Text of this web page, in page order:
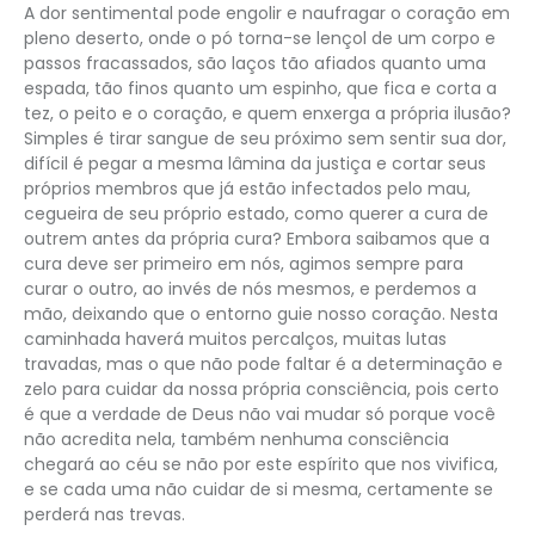
A dor sentimental pode engolir e naufragar o coração em
pleno deserto, onde o pó torna-se lençol de um corpo e
passos fracassados, são laços tão afiados quanto uma
espada, tão finos quanto um espinho, que fica e corta a
tez, o peito e o coração, e quem enxerga a própria ilusão?
Simples é tirar sangue de seu próximo sem sentir sua dor,
difícil é pegar a mesma lâmina da justiça e cortar seus
próprios membros que já estão infectados pelo mau,
cegueira de seu próprio estado, como querer a cura de
outrem antes da própria cura? Embora saibamos que a
cura deve ser primeiro em nós, agimos sempre para
curar o outro, ao invés de nós mesmos, e perdemos a
mão, deixando que o entorno guie nosso coração. Nesta
caminhada haverá muitos percalços, muitas lutas
travadas, mas o que não pode faltar é a determinação e
zelo para cuidar da nossa própria consciência, pois certo
é que a verdade de Deus não vai mudar só porque você
não acredita nela, também nenhuma consciência
chegará ao céu se não por este espírito que nos vivifica,
e se cada uma não cuidar de si mesma, certamente se
perderá nas trevas.